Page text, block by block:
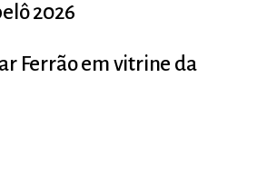
2026
Ferrão em vitrine da